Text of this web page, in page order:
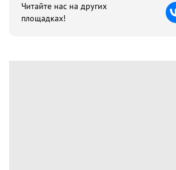
Читайте нас на других
площадках!